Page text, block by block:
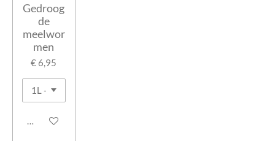
Gedroog
de
meelwor
men
€ 6,95
In winkelwagen